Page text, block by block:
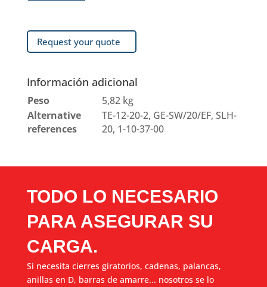
Request your quote
Información adicional
Peso
5,82 kg
Alternative
references
TE-12-20-2, GE-SW/20/EF, SLH-
20, 1-10-37-00
TODO LO NECESARIO
PARA ASEGURAR SU
CARGA.
Si necesita cierres giratorios, cadenas, palancas,
anillas en D, barras de amarre... nosotros se lo